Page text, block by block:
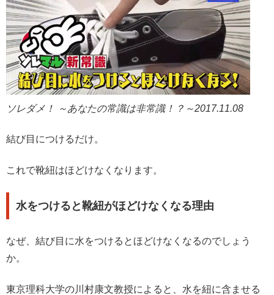
ソレダメ！ ～あなたの常識は非常識！？～2017.11.08
結び目につけるだけ。
これで靴紐はほどけなくなります。
水をつけると靴紐がほどけなくなる理由
なぜ、結び目に水をつけるとほどけなくなるのでしょう
か。
東京理科大学の川村康文教授によると、水を紐に含ませる